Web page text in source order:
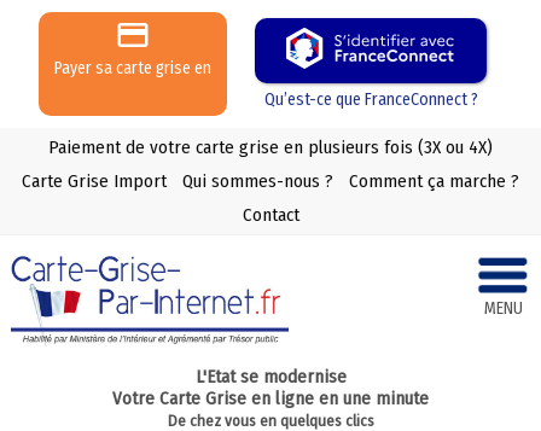
Payer sa carte grise en
Qu’est-ce que FranceConnect ?
Paiement de votre carte grise en plusieurs fois (3X ou 4X)
Carte Grise Import
Qui sommes-nous ?
Comment ça marche ?
Contact
MENU
L'Etat se modernise
Votre Carte Grise en ligne en une minute
De chez vous en quelques clics